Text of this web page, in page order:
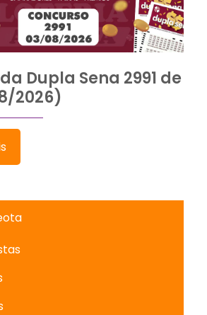
Dupla Sena 2991 de
2026)